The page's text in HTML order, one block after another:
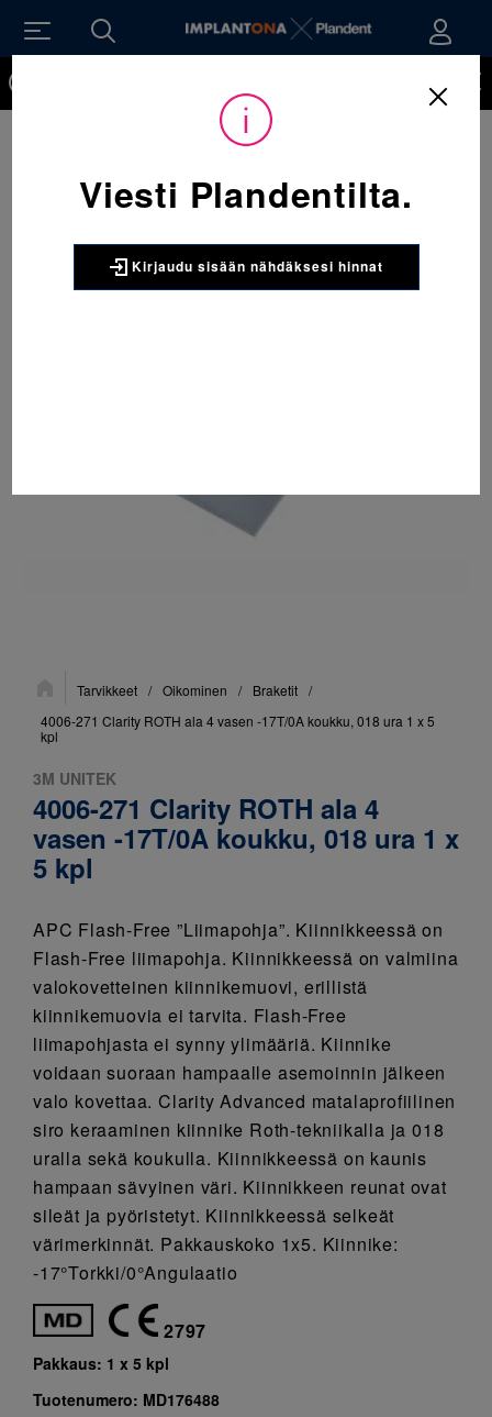
Sijainti:Tarvikkeet / Oikominen / Braketit /
4006-271 Clarity ROTH ala 4 vasen -17T/0A koukku, 018 ura 1 x 5
kpl
3M UNITEK
4006-271 Clarity ROTH ala 4
vasen -17T/0A koukku, 018 ura 1 x
5 kpl
APC Flash-Free ”Liimapohja”. Kiinnikkeessä on
Flash-Free liimapohja. Kiinnikkeessä on valmiina
valokovetteinen kiinnikemuovi, erillistä
kiinnikemuovia ei tarvita. Flash-Free
liimapohjasta ei synny ylimääriä. Kiinnike
voidaan suoraan hampaalle asemoinnin jälkeen
valo kovettaa. Clarity Advanced matalaprofiilinen
siro keraaminen kiinnike Roth-tekniikalla ja 018
uralla sekä koukulla. Kiinnikkeessä on kaunis
hampaan sävyinen väri. Kiinnikkeen reunat ovat
sileät ja pyöristetyt. Kiinnikkeessä selkeät
värimerkinnät. Pakkauskoko 1x5. Kiinnike:
-17°Torkki/0°Angulaatio
2797
Pakkaus: 1 x 5 kpl
Tuotenumero: MD176488
Viesti Plandentilta.
Kirjaudu sisään nähdäksesi hinnat